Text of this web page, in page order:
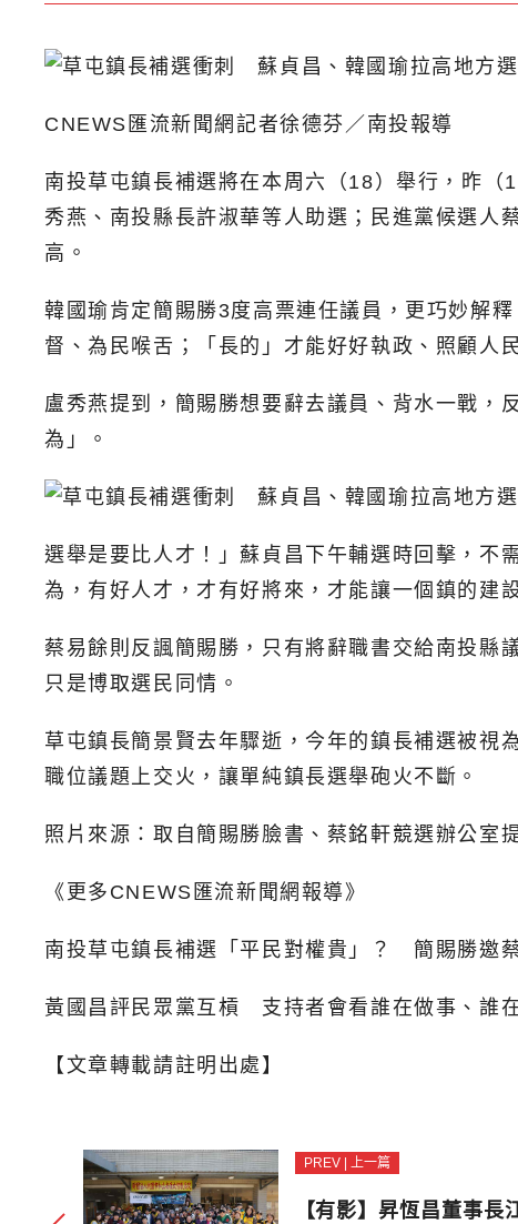
CNEWS匯流新聞網記者徐德芬／南投報導
南投草屯鎮長補選將在本周六（18）舉行，昨
秀燕、南投縣長許淑華等人助選；民進黨候選人
高。
韓國瑜肯定簡賜勝3度高票連任議員，更巧妙解
督、為民喉舌；「長的」才能好好執政、照顧人
盧秀燕提到，簡賜勝想要辭去議員、背水一戰，
為」。
選舉是要比人才！」蘇貞昌下午輔選時回擊，不
為，有好人才，才有好將來，才能讓一個鎮的建
蔡易餘則反諷簡賜勝，只有將辭職書交給南投縣
只是博取選民同情。
草屯鎮長簡景賢去年驟逝，今年的鎮長補選被視
職位議題上交火，讓單純鎮長選舉砲火不斷。
照片來源：取自簡賜勝臉書、蔡銘軒競選辦公室
《更多CNEWS匯流新聞網報導》
南投草屯鎮長補選「平民對權貴」？ 簡賜勝邀
黃國昌評民眾黨互槓 支持者會看誰在做事、誰
【文章轉載請註明出處】
PREV | 上一篇
【有影】昇恆昌董事長